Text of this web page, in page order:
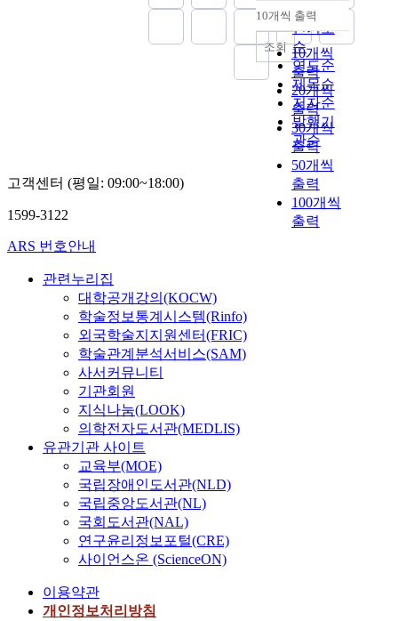
순
인기도
순
연도순
제목순
저자순
발행기
관순
내림차순
10개씩 출력
10개씩
출력
20개씩
출력
30개씩
출력
50개씩
출력
100개씩
출력
조회
고객센터 (평일: 09:00~18:00)
1599-3122
ARS 번호안내
관련누리집
대학공개강의(KOCW)
학술정보통계시스템(Rinfo)
외국학술지지원센터(FRIC)
학술관계분석서비스(SAM)
사서커뮤니티
기관회원
지식나눔(LOOK)
의학전자도서관(MEDLIS)
유관기관 사이트
교육부(MOE)
국립장애인도서관(NLD)
국립중앙도서관(NL)
국회도서관(NAL)
연구윤리정보포털(CRE)
사이언스온 (ScienceON)
이용약관
개인정보처리방침